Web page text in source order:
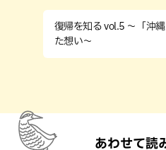
復帰を知る vol.5 ～「沖
た想い～
あわせて読